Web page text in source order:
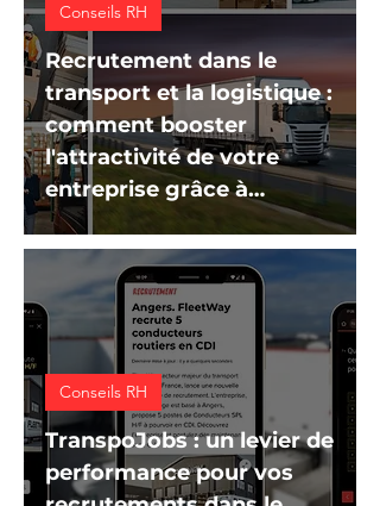
Recrutement dans le
transport et la logistique :
comment booster
l'attractivité de votre
entreprise grâce à
TranspoJobs ?
Conseils RH
TranspoJobs : un levier de
performance pour vos
Conseils RH